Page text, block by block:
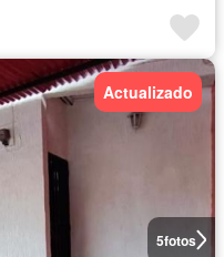
5fotos
Actualizado